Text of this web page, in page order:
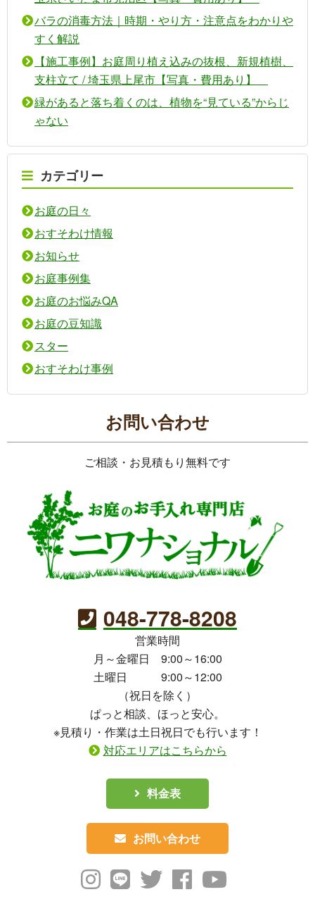
バラの消毒方法｜時期・やり方・注意点をわかりや
すく解説
【施工事例】お庭周り植え込みの抜根、新規植樹、
支柱立て / 埼玉県上尾市【写真・費用あり】
緑があると落ち着くのは、植物を“見ている”からじ
ゃない
カテゴリー
お庭の日々
おすそわけ情報
お知らせ
お庭事例集
お庭のお悩みQA
お庭の豆知識
スター
おすそわけ事例
お問い合わせ
ご相談・お見積もり無料です
048-778-8208
営業時間
月～金曜日 9:00～16:00
土曜日 9:00～12:00
（祝日を除く）
ぱっと相談、ほっと安心。
※見積り・作業は土日祝日でも行います！
対応エリアはこちらから
料金表
お問い合わせ